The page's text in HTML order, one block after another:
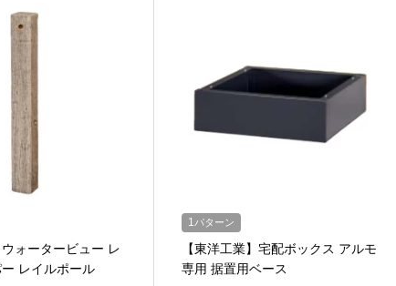
ウォータービュー レ
レイルポール
1 パターン
【東洋工業】宅配ボックス アルモ
専用 据置用ベース